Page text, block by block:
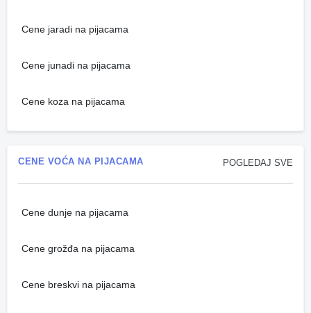
Cene jaradi na pijacama
Cene junadi na pijacama
Cene koza na pijacama
POGLEDAJ SVE
CENE VOĆA NA PIJACAMA
Cene dunje na pijacama
Cene grožđa na pijacama
Cene breskvi na pijacama